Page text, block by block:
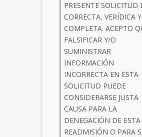
PRESENTE SOLICITUD
CORRECTA, VERÍDICA Y
COMPLETA. ACEPTO
FALSIFICAR Y/O
SUMINISTRAR
INFORMACIÓN
INCORRECTA EN ESTA
SOLICITUD PUEDE
CONSIDERARSE JUSTA
CAUSA PARA LA
DENEGACIÓN DE ESTA
READMISIÓN O PARA